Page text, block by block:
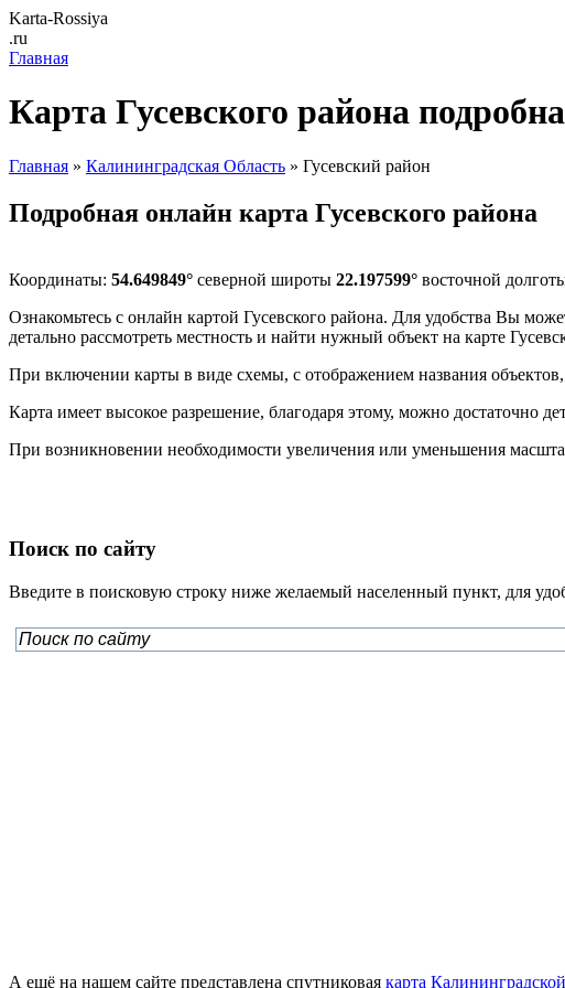
Karta-Rossiya
.ru
Главная
Карта Гусевского района
Главная » Калининградская Область » Гусевский район
Подробная онлайн карта Гусевского района
Координаты: 54.649849° северной широты 22.197599° восточной
Ознакомьтесь с онлайн картой Гусевского района. Для удобства Вы
детально рассмотреть местность и найти нужный объект на карте
При включении карты в виде схемы, с отображением названия
Карта имеет высокое разрешение, благодаря этому, можно достаточно
При возникновении необходимости увеличения или уменьшения
Поиск по сайту
Введите в поисковую строку ниже желаемый населенный пункт, для
А ещё на нашем сайте представлена спутниковая карта